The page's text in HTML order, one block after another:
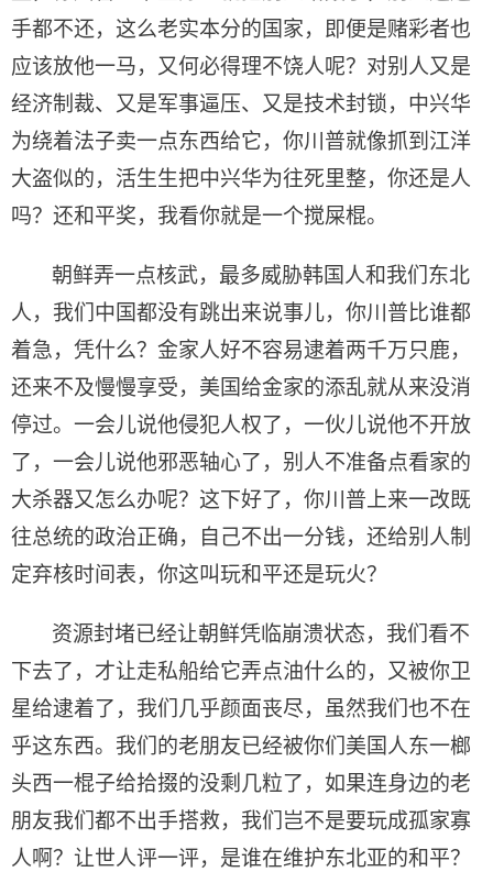
手都不还，这么老实本分的国家，即便是赌彩者也
应该放他一马，又何必得理不饶人呢？对别人又是
经济制裁、又是军事逼压、又是技术封锁，中兴华
为绕着法子卖一点东西给它，你川普就像抓到江洋
大盗似的，活生生把中兴华为往死里整，你还是人
吗？还和平奖，我看你就是一个搅屎棍。
朝鲜弄一点核武，最多威胁韩国人和我们东北
人，我们中国都没有跳出来说事儿，你川普比谁都
着急，凭什么？金家人好不容易逮着两千万只鹿，
还来不及慢慢享受，美国给金家的添乱就从来没消
停过。一会儿说他侵犯人权了，一伙儿说他不开放
了，一会儿说他邪恶轴心了，别人不准备点看家的
大杀器又怎么办呢？这下好了，你川普上来一改既
往总统的政治正确，自己不出一分钱，还给别人制
定弃核时间表，你这叫玩和平还是玩火？
资源封堵已经让朝鲜凭临崩溃状态，我们看不
下去了，才让走私船给它弄点油什么的，又被你卫
星给逮着了，我们几乎颜面丧尽，虽然我们也不在
乎这东西。我们的老朋友已经被你们美国人东一榔
头西一棍子给拾掇的没剩几粒了，如果连身边的老
朋友我们都不出手搭救，我们岂不是要玩成孤家寡
人啊？让世人评一评，是谁在维护东北亚的和平？